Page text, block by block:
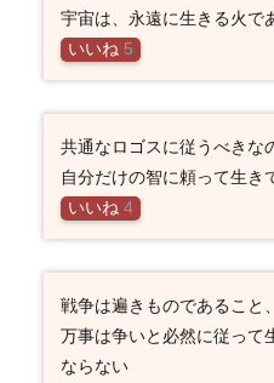
宇宙は、永遠に生きる火で
いいね 5
共通なロゴスに従うべきな
自分だけの智に頼って生き
いいね 4
戦争は遍きものであること
万事は争いと必然に従って
ならない